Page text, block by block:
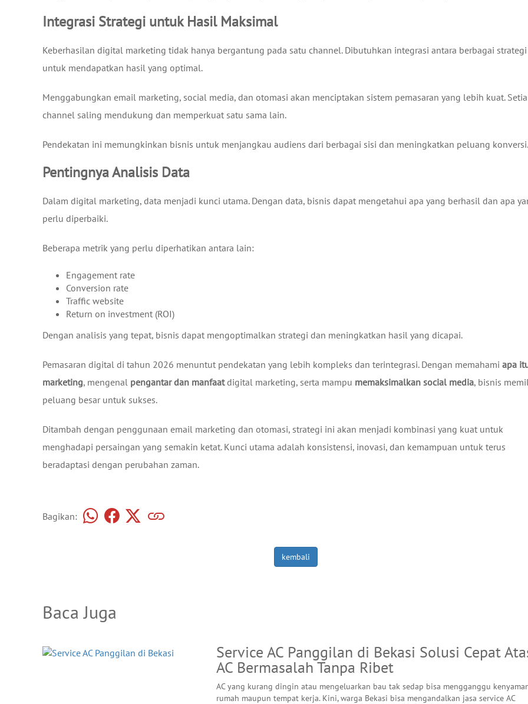
Integrasi Strategi untuk Hasil Maksimal
Keberhasilan digital marketing tidak hanya bergantung pada satu channel. Dibutuhkan integrasi antara berbagai strategi
untuk mendapatkan hasil yang optimal.
Menggabungkan email marketing, social media, dan otomasi akan menciptakan sistem pemasaran yang lebih kuat.
channel saling mendukung dan memperkuat satu sama lain.
Pendekatan ini memungkinkan bisnis untuk menjangkau audiens dari berbagai sisi dan meningkatkan peluang konversi.
Pentingnya Analisis Data
Dalam digital marketing, data menjadi kunci utama. Dengan data, bisnis dapat mengetahui apa yang berhasil dan apa
perlu diperbaiki.
Beberapa metrik yang perlu diperhatikan antara lain:
Engagement rate
Conversion rate
Traffic website
Return on investment (ROI)
Dengan analisis yang tepat, bisnis dapat mengoptimalkan strategi dan meningkatkan hasil yang dicapai.
Pemasaran digital di tahun 2026 menuntut pendekatan yang lebih kompleks dan terintegrasi. Dengan memahami apa
marketing, mengenal pengantar dan manfaatdigital marketing, serta mampu memaksimalkan social media, bisnis
peluang besar untuk sukses.
Ditambah dengan penggunaan email marketing dan otomasi, strategi ini akan menjadi kombinasi yang kuat untuk
menghadapi persaingan yang semakin ketat. Kunci utama adalah konsistensi, inovasi, dan kemampuan untuk terus
beradaptasi dengan perubahan zaman.
Bagikan:
kembali
Baca Juga
Service AC Panggilan di Bekasi Solusi Cepat
AC Bermasalah Tanpa Ribet
AC yang kurang dingin atau mengeluarkan bau tak sedap bisa mengganggu
rumah maupun tempat kerja. Kini, warga Bekasi bisa mengandalkan jasa service AC